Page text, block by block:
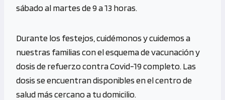
sábado al martes de 9 a 13 horas.
Durante los festejos, cuidémonos y cuidemos a
nuestras familias con el esquema de vacunación y
dosis de refuerzo contra Covid-19 completo. Las
dosis se encuentran disponibles en el centro de
salud más cercano a tu domicilio.